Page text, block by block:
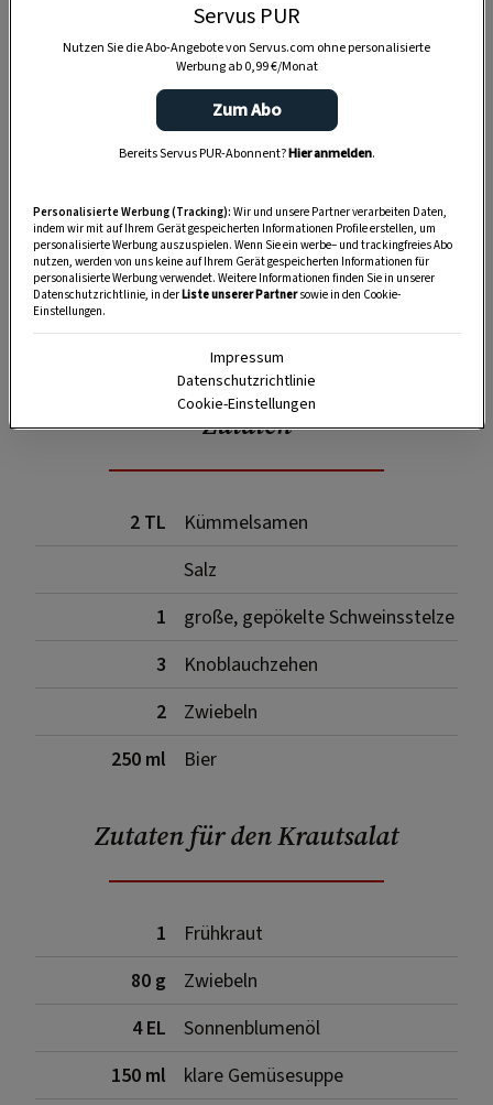
SPEICHERN DRUCKEN
Zutaten
2 TL
Kümmelsamen
Salz
1
große, gepökelte Schweinsstelze
3
Knoblauchzehen
2
Zwiebeln
250 ml
Bier
Zutaten für den Krautsalat
1
Frühkraut
80 g
Zwiebeln
4 EL
Sonnenblumenöl
150 ml
klare Gemüsesuppe
Servus PUR
Nutzen Sie die Abo-Angebote von Servus.com ohne personalisierte
Werbung ab 0,99 €/Monat
Zum Abo
Bereits Servus PUR-Abonnent?Hier anmelden.
Personalisierte Werbung (Tracking): Wir und unsere Partner verarbeiten Daten,
indem wir mit auf Ihrem Gerät gespeicherten Informationen Profile erstellen, um
personalisierte Werbung auszuspielen. Wenn Sie ein werbe– und trackingfreies Abo
nutzen, werden von uns keine auf Ihrem Gerät gespeicherten Informationen für
personalisierte Werbung verwendet. Weitere Informationen finden Sie in unserer
Datenschutzrichtlinie, in derListe unserer Partnersowie in den Cookie-
Einstellungen.
Impressum
Datenschutzrichtlinie
Cookie-Einstellungen